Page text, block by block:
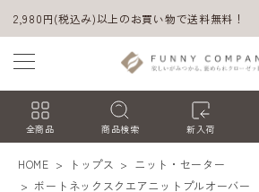
2,980円(税込み)以上のお買い物で送料無料！
全商品 商品検索 新入荷
HOME トップス
ニット・セーター
ボートネックスクエアニットプルオーバー